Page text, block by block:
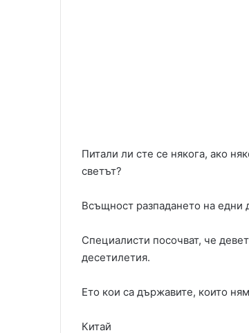
Питали ли сте се някога, ако
светът?
Всъщност разпадането на едни
Специалисти посочват, че
десетилетия.
Ето кои са държавите, които
Китай